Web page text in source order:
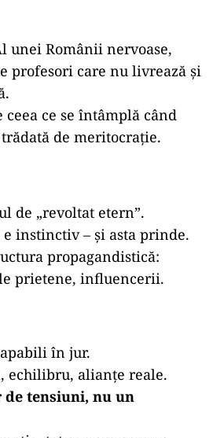
unei Românii nervoase,
profesori care nu livrează și
ceea ce se întâmplă când
de meritocrație.
de „revoltat etern”.
e instinctiv – și asta prinde.
propagandistică:
prietene, influencerii.
în jur.
echilibru, alianțe reale.
tensiuni, nu un